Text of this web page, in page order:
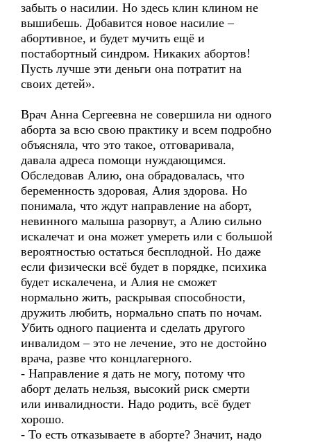
забыть о насилии. Но здесь клин клином не
вышибешь. Добавится новое насилие –
абортивное, и будет мучить ещё и
постабортный синдром. Никаких абортов!
Пусть лучше эти деньги она потратит на
своих детей».
Врач Анна Сергеевна не совершила ни одного
аборта за всю свою практику и всем подробно
объясняла, что это такое, отговаривала,
давала адреса помощи нуждающимся.
Обследовав Алию, она обрадовалась, что
беременность здоровая, Алия здорова. Но
понимала, что ждут направление на аборт,
невинного малыша разорвут, а Алию сильно
искалечат и она может умереть или с большой
вероятностью остаться бесплодной. Но даже
если физически всё будет в порядке, психика
будет искалечена, и Алия не сможет
нормально жить, раскрывая способности,
дружить любить, нормально спать по ночам.
Убить одного пациента и сделать другого
инвалидом – это не лечение, это не достойно
врача, разве что концлагерного.
- Направление я дать не могу, потому что
аборт делать нельзя, высокий риск смерти
или инвалидности. Надо родить, всё будет
хорошо.
- То есть отказываете в аборте? Значит, надо